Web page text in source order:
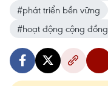
#phát triển bền vững
#hoạt động cộng đồng